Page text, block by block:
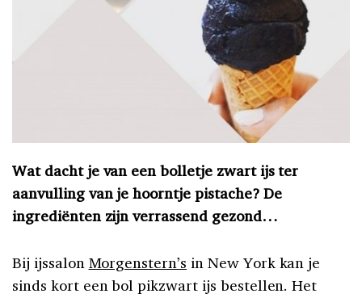
Wat dacht je van een bolletje zwart ijs ter
aanvulling van je hoorntje pistache? De
ingrediënten zijn verrassend gezond…
Bij ijssalon Morgenstern’s in New York kan je
sinds kort een bol pikzwart ijs bestellen. Het